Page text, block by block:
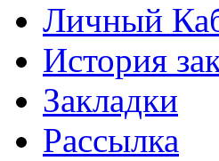
Личный
История
Закладки
Рассылка